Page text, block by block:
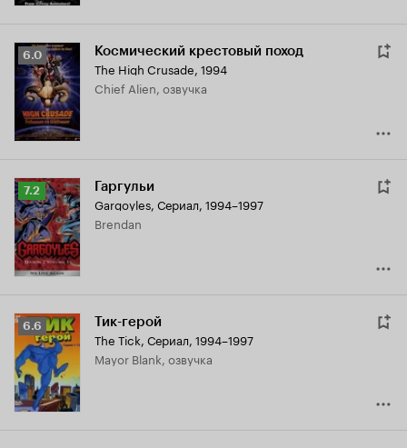
Рейтинг
Кинопоиска
6.0
6.0 Космический крестовый поход
The High Crusade, 1994
Chief Alien, озвучка
Рейтинг
Кинопоиска
7.2
7.2 Гаргульи
Gargoyles, Сериал, 1994–1997
Brendan
Рейтинг
Кинопоиска
6.6
6.6 Тик-герой
The Tick, Сериал, 1994–1997
Mayor Blank, озвучка